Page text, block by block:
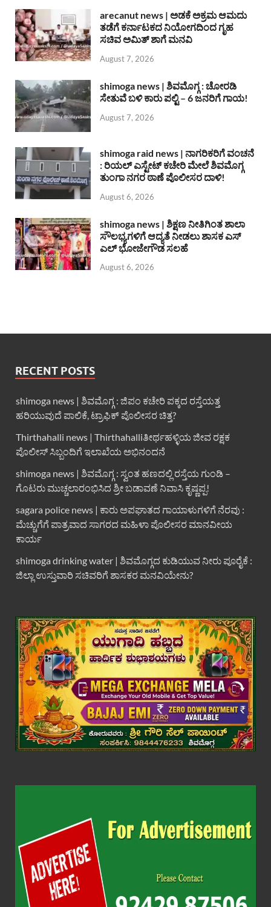
arecanut news | ಅಡಕೆ ಅಕ್ರಮ ಆಮದು
ತಡೆಗೆ ಕರ್ನಾಟಕದ ನಿಯೋಗದಿಂದ ಗೃಹ
ಸಚಿವ ಅಮಿತ್ ಶಾಗೆ ಮನವಿ
August 7, 2026
shimoga news | ಶಿವಮೊಗ್ಗ : ಚೋರಡಿ
ಸೇತುವೆ ಬಳಿ ಕಾರು ಪಲ್ಟಿ – 6 ಜನರಿಗೆ ಗಾಯ!
August 7, 2026
shimoga raid news | ನಾಗರಿಕರಿಗೆ ವಂಚನೆ
: ರಿಯಲ್ ಎಸ್ಟೇಟ್ ಕಚೇರಿ ಮೇಲೆ ಶಿವಮೊಗ್ಗ
ತುಂಗಾ ನಗರ ಠಾಣೆ ಪೊಲೀಸರ ದಾಳಿ!
August 6, 2026
shimoga news | ಶಿಕ್ಷಣ ನೀತಿಗಿಂತ ಶಾಲಾ
ಸೌಲಭ್ಯಗಳಿಗೆ ಆದ್ಯತೆ ನೀಡಲು ಶಾಸಕ ಎಸ್
ಎಲ್ ಭೋಜೇಗೌಡ ಸಲಹೆ
August 6, 2026
RECENT POSTS
shimoga news | ಶಿವಮೊಗ್ಗ : ಜಿಪಂ ಕಚೇರಿ ಪಕ್ಕದ ರಸ್ತೆಯತ್ತ
ಹರಿಯುವುದೆ ಪಾಲಿಕೆ, ಟ್ರಾಫಿಕ್ ಪೊಲೀಸರ ಚಿತ್ತ?
Thirthahalli news | Thirthahalliತೀರ್ಥಹಳ್ಳಿಯ ಜೀವ ರಕ್ಷಕ
ಪೊಲೀಸ್ ಸಿಬ್ಬಂದಿಗೆ ಇಲಾಖೆಯ ಅಭಿನಂದನೆ
shimoga news | ಶಿವಮೊಗ್ಗ : ಸ್ವಂತ ಹಣದಲ್ಲಿ ರಸ್ತೆಯ ಗುಂಡಿ –
ಗೊಟರು ಮುಚ್ಚಲಾರಂಭಿಸಿದ ಶ್ರೀ ಬಡಾವಣೆ ನಿವಾಸಿ ಕೃಷ್ಣಪ್ಪ!
sagara police news | ಕಾರು ಅಪಘಾತದ ಗಾಯಾಳುಗಳಿಗೆ ನೆರವು :
ಮೆಚ್ಚುಗೆಗೆ ಪಾತ್ರವಾದ ಸಾಗರದ ಮಹಿಳಾ ಪೊಲೀಸರ ಮಾನವೀಯ
ಕಾರ್ಯ
shimoga drinking water | ಶಿವಮೊಗ್ಗದ ಕುಡಿಯುವ ನೀರು ಪೂರೈಕೆ :
ಜಿಲ್ಲಾ ಉಸ್ತುವಾರಿ ಸಚಿವರಿಗೆ ಶಾಸಕರ ಮನವಿಯೇನು?